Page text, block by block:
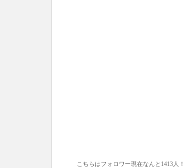
こちらはフォロワー現在なんと1413人！